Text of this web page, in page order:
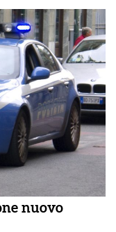
nuovo